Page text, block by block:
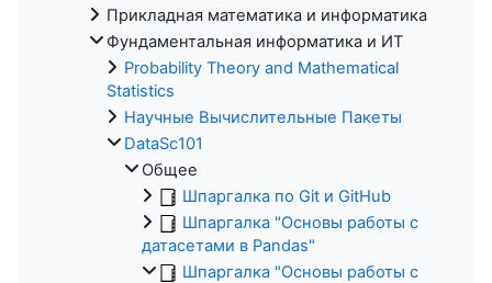
Прикладная математика и информатика
Фундаментальная информатика и ИТ
Probability Theory and Mathematical
Statistics
Научные Вычислительные Пакеты
DataSc101
Общее
Шпаргалка по Git и GitHub
Шпаргалка "Основы работы с
датасетами в Pandas"
Шпаргалка "Основы работы с